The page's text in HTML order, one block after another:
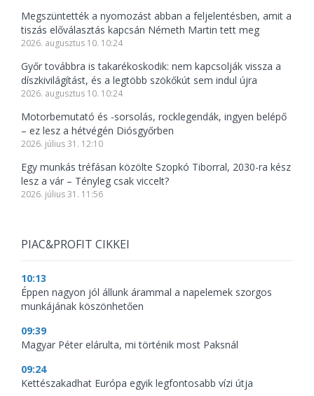
Megszüntették a nyomozást abban a feljelentésben, amit a
tiszás előválasztás kapcsán Németh Martin tett meg
2026. augusztus 10. 10:24
Győr továbbra is takarékoskodik: nem kapcsolják vissza a
díszkivilágítást, és a legtöbb szökőkút sem indul újra
2026. augusztus 10. 10:24
Motorbemutató és -sorsolás, rocklegendák, ingyen belépő
– ez lesz a hétvégén Diósgyőrben
2026. július 31. 12:10
Egy munkás tréfásan közölte Szopkó Tiborral, 2030-ra kész
lesz a vár – Tényleg csak viccelt?
2026. július 31. 11:56
PIAC&PROFIT CIKKEI
10:13
Éppen nagyon jól állunk árammal a napelemek szorgos
munkájának köszönhetően
09:39
Magyar Péter elárulta, mi történik most Paksnál
09:24
Kettészakadhat Európa egyik legfontosabb vízi útja